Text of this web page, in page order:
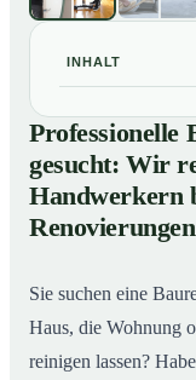
INHALT
01 Professionelle
Wir reinigen
Umbau oder
02Baureinigung
Professionelle
gesucht: Wir
Handwerkern
Renovierungen
Sie suchen eine
Haus, die Wohnung
reinigen lassen?